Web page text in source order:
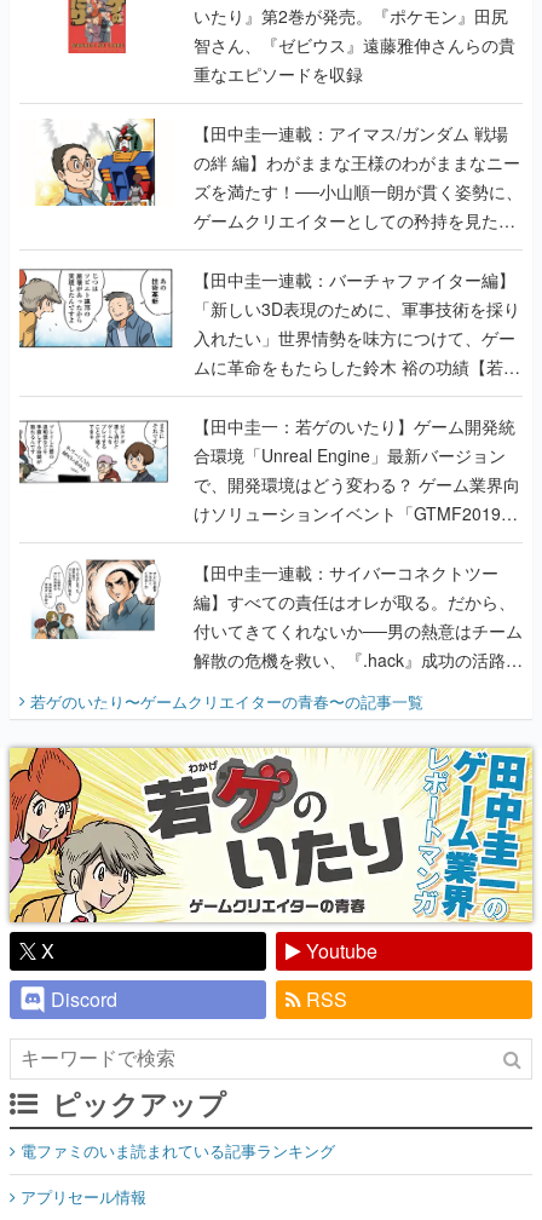
いたり』第2巻が発売。『ポケモン』田尻
智さん、『ゼビウス』遠藤雅伸さんらの貴
重なエピソードを収録
【田中圭一連載：アイマス/ガンダム 戦場
の絆 編】わがままな王様のわがままなニー
ズを満たす！──小山順一朗が貫く姿勢に、
ゲームクリエイターとしての矜持を見た
【若ゲのいたり最終回】
【田中圭一連載：バーチャファイター編】
「新しい3D表現のために、軍事技術を採り
入れたい」世界情勢を味方につけて、ゲー
ムに革命をもたらした鈴木 裕の功績【若ゲ
のいたり】
【田中圭一：若ゲのいたり】ゲーム開発統
合環境「Unreal Engine」最新バージョン
で、開発環境はどう変わる？ ゲーム業界向
けソリューションイベント「GTMF2019」
に行って、より理解を深めよう【PR】
【田中圭一連載：サイバーコネクトツー
編】すべての責任はオレが取る。だから、
付いてきてくれないか──男の熱意はチーム
解散の危機を救い、『.hack』成功の活路を
『少年ジャンプ』色だった【若ゲのいた
り】
若ゲのいたり〜ゲームクリエイターの青春〜の記事一覧
X
Youtube
Discord
RSS
ピックアップ
電ファミのいま読まれている記事ランキング
アプリセール情報